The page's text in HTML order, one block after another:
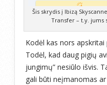
Šis skrydis į Ibizą
Transfer – t.y. jums
Kodėl kas nors apskritai
Todėl, kad daug pigių
jungimų” nesiūlo išvis.
gali būti neįmanomas